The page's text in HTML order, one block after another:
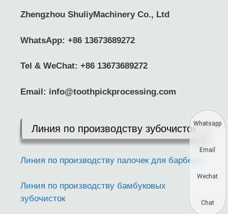
Zhengzhou ShuliyMachinery Co., Ltd
WhatsApp: +86 13673689272
Tel & WeChat: +86 13673689272
Email: info@toothpickprocessing.com
Линия по производству зубочисток
Линия по производству палочек для барбекю
Линия по производству бамбуковых
зубочисток
Whatsapp
Email
Wechat
Chat